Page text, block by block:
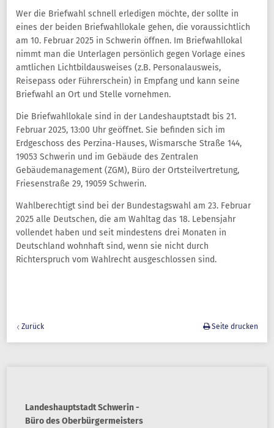
Wer die Briefwahl schnell erledigen möchte, der sollte in
eines der beiden Briefwahllokale gehen, die voraussichtlich
am 10. Februar 2025 in Schwerin öffnen. Im Briefwahllokal
nimmt man die Unterlagen persönlich gegen Vorlage eines
amtlichen Lichtbildausweises (z.B. Personalausweis,
Reisepass oder Führerschein) in Empfang und kann seine
Briefwahl an Ort und Stelle vornehmen.
Die Briefwahllokale sind in der Landeshauptstadt bis 21.
Februar 2025, 13:00 Uhr geöffnet. Sie befinden sich im
Erdgeschoss des Perzina-Hauses, Wismarsche Straße 144,
19053 Schwerin und im Gebäude des Zentralen
Gebäudemanagement (ZGM), Büro der Ortsteilvertretung,
Friesenstraße 29, 19059 Schwerin.
Wahlberechtigt sind bei der Bundestagswahl am 23. Februar
2025 alle Deutschen, die am Wahltag das 18. Lebensjahr
vollendet haben und seit mindestens drei Monaten in
Deutschland wohnhaft sind, wenn sie nicht durch
Richterspruch vom Wahlrecht ausgeschlossen sind.
Zurück Seite drucken
Landeshauptstadt Schwerin -
Büro des Oberbürgermeisters